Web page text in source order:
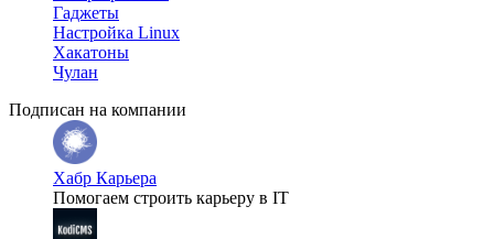
Гаджеты
Настройка Linux
Хакатоны
Чулан
Подписан на компании
Хабр Карьера
Помогаем строить карьеру в IT